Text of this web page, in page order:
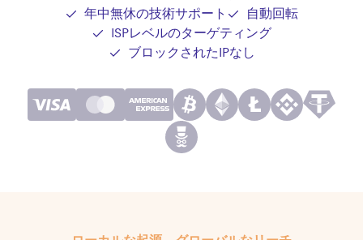
年中無休の技術サポート
自動回転
ISPレベルのターゲティング
ブロックされたIPなし